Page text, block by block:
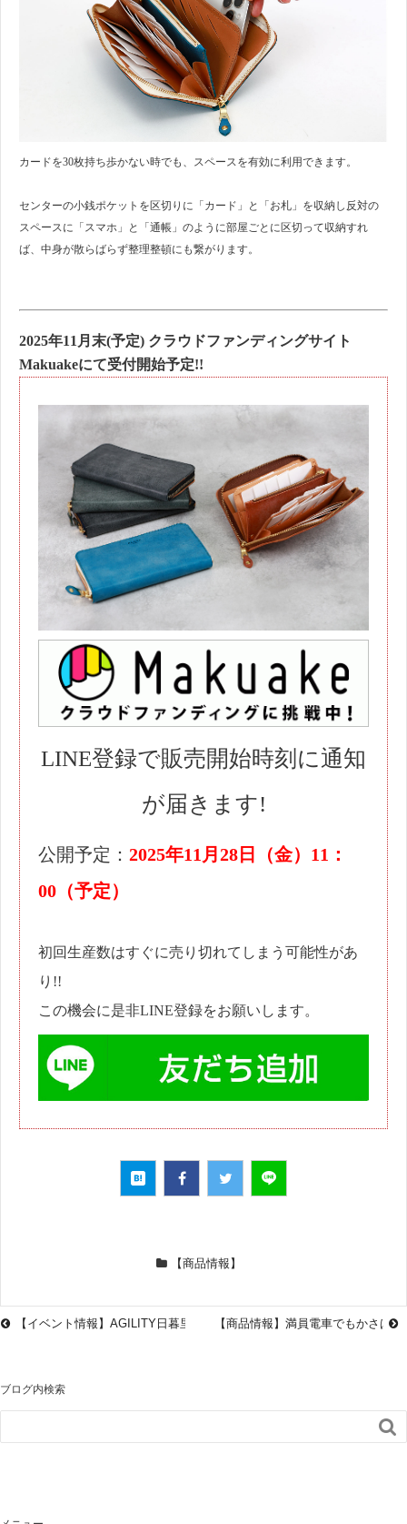
カードを30枚持ち歩かない時でも、スペースを有効に利用できます。
センターの小銭ポケットを区切りに「カード」と「お札」を収納し反対の
スペースに「スマホ」と「通帳」のように部屋ごとに区切って収納すれ
ば、中身が散らばらず整理整頓にも繋がります。
2025年11月末(予定) クラウドファンディングサイト
Makuakeにて受付開始予定!!
LINE登録で販売開始時刻に通知
が届きます!
公開予定： 2025年11月28日（金）11：
00（予定）
初回生産数はすぐに売り切れてしまう可能性があ
り!!
この機会に是非LINE登録をお願いします。
【商品情報】
【イベント情報】AGILITY日暮里革工房アトリエセールのお知らせ
【商品情報】満員電車でもかさば
ブログ内検索
